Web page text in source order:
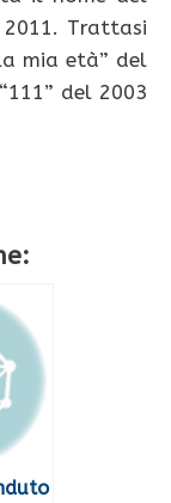
Trattasi
mia età” del
del 2003